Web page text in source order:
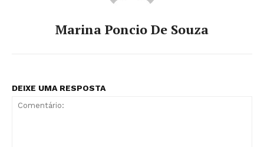
Marina Poncio De Souza
DEIXE UMA RESPOSTA